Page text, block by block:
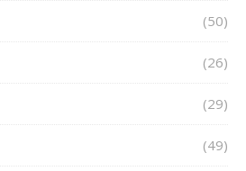
(50)
(26)
(29)
(49)